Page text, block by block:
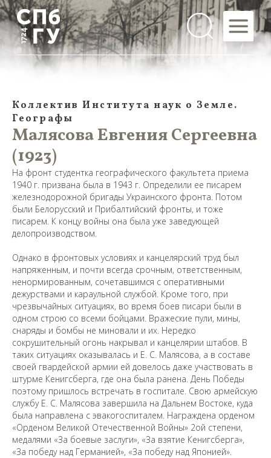
Коллектив Института наук о Земле.
Географы
Малясова Евгения Сергеевна
(1923)
На фронт студентка географического факультета приема
1940 г. призвана была в 1943 г. Определили ее писарем
железнодорожной бригады Украинского фронта. Потом
были Белорусский и Прибалтийский фронты, и тоже
писарем. К концу войны она была уже заведующей
делопроизводством.
Однако в фронтовых условиях и канцелярский труд был
напряженным, и почти всегда срочным, ответственным,
ненормированным, сочетавшимся с оперативными
дежурствами и караульной службой. Кроме того, при
чрезвычайных ситуациях, во время боев писари были в
одном строю со всеми бойцами. Вражеские пули, мины,
снаряды и бомбы не миновали и их. Нередко
сокрушительный огонь накрывал и канцелярии штабов. В
таких ситуациях оказывалась и Е. С. Малясова, а в составе
своей гвардейской армии ей довелось даже участвовать в
штурме Кенигсберга, где она была ранена. День Победы
поэтому пришлось встречать в госпитале. Свою армейскую
службу Е. С. Малясова завершила на Дальнем Востоке, куда
была направлена с эвакогоспиталем. Награждена орденом
«Орденом Великой Отечественной Войны» 2ой степени,
медалями «За боевые заслуги», «За взятие Кенигсберга»,
«За победу над Германией», «За победу над Японией».